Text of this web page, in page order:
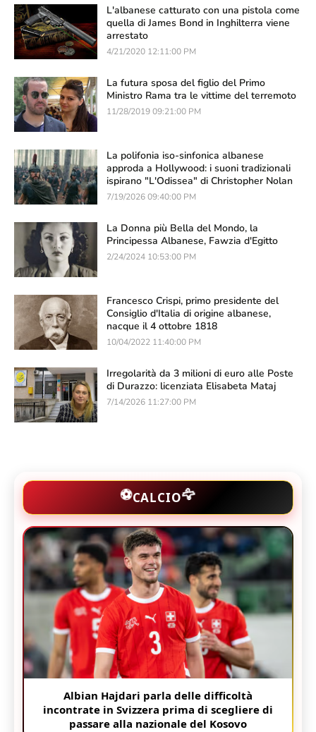
L'albanese catturato con una pistola come
quella di James Bond in Inghilterra viene
arrestato
4/21/2020 12:11:00 PM
La futura sposa del figlio del Primo
Ministro Rama tra le vittime del terremoto
11/28/2019 09:21:00 PM
La polifonia iso-sinfonica albanese
approda a Hollywood: i suoni tradizionali
ispirano "L'Odissea" di Christopher Nolan
7/19/2026 09:40:00 PM
La Donna più Bella del Mondo, la
Principessa Albanese, Fawzia d'Egitto
2/24/2024 10:53:00 PM
Francesco Crispi, primo presidente del
Consiglio d'Italia di origine albanese,
nacque il 4 ottobre 1818
10/04/2022 11:40:00 PM
Irregolarità da 3 milioni di euro alle Poste
di Durazzo: licenziata Elisabeta Mataj
7/14/2026 11:27:00 PM
⚽CALCIO🦅
Albian Hajdari parla delle difficoltà
incontrate in Svizzera prima di scegliere di
passare alla nazionale del Kosovo